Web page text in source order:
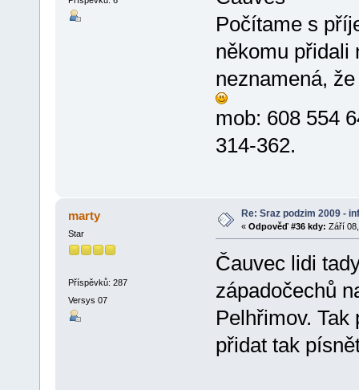
Počítame s
někomu přidali
neznamená,
mob: 608 554
314-362.
marty
Star
Příspěvků: 287
Versys 07
Re: Sraz podzim 2009 -
« Odpověď #36 kdy: Září
Čauvec lidi
západočechů
Pelhřimov.
přidat tak